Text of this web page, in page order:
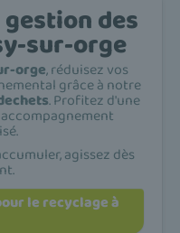
des
sur-orge
orge, réduisez vos
grâce à notre
. Profitez d'une
agissez dès
le recyclage à